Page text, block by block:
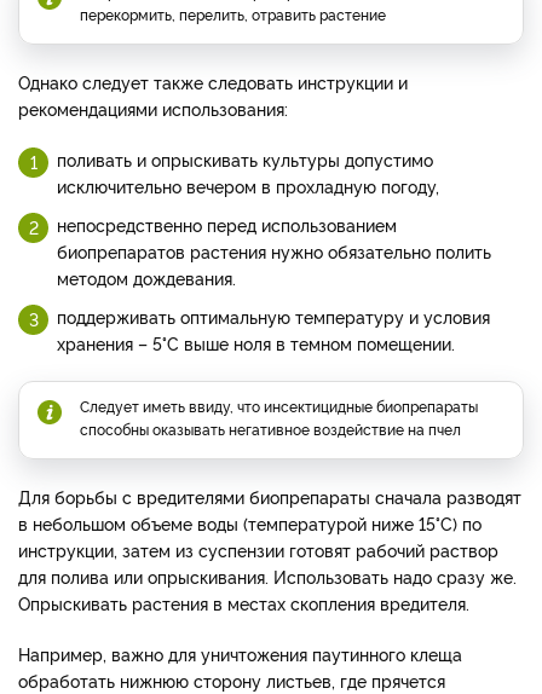
перекормить, перелить, отравить растение
Однако следует также следовать инструкции и
рекомендациями использования:
поливать и опрыскивать культуры допустимо
исключительно вечером в прохладную погоду,
непосредственно перед использованием
биопрепаратов растения нужно обязательно полить
методом дождевания.
поддерживать оптимальную температуру и условия
хранения – 5°C выше ноля в темном помещении.
Следует иметь ввиду, что инсектицидные биопрепараты
способны оказывать негативное воздействие на пчел
Для борьбы с вредителями биопрепараты сначала разводят
в небольшом объеме воды (температурой ниже 15°C) по
инструкции, затем из суспензии готовят рабочий раствор
для полива или опрыскивания. Использовать надо сразу же.
Опрыскивать растения в местах скопления вредителя.
Например, важно для уничтожения паутинного клеща
обработать нижнюю сторону листьев, где прячется